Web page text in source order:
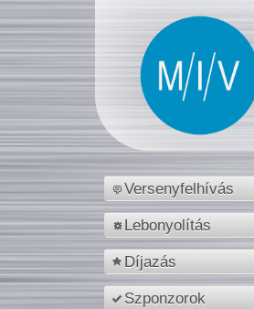
Versenyfelhívás
Lebonyolítás
Díjazás
Szponzorok